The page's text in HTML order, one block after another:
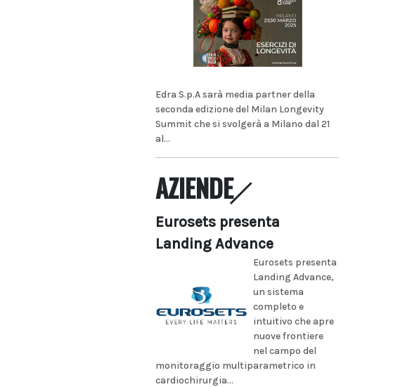
Edra S.p.A sarà media partner della
seconda edizione del Milan Longevity
Summit che si svolgerà a Milano dal 21
al...
AZIENDE
Eurosets presenta
Landing Advance
Eurosets presenta
Landing Advance,
un sistema
completo e
intuitivo che apre
nuove frontiere
nel campo del
monitoraggio multiparametrico in
cardiochirurgia...